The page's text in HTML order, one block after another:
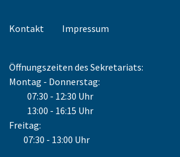
Kontakt Impressum
Öffnungszeiten des Sekretariats:
Montag - Donnerstag:
07:30 - 12:30 Uhr
13:00 - 16:15 Uhr
Freitag:
07:30 - 13:00 Uhr